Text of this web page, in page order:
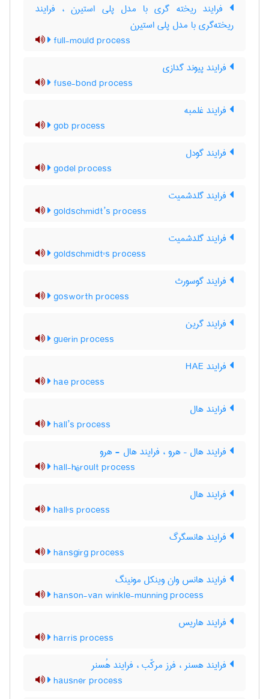
فرایند ریخته گری با مدل پلی استیرن ، فرایند
ریخته‌گری با مدل پلی استیرن
full-mould process
فرایند پیوند گدازی
fuse-bond process
فرایند غلمبه
gob process
فرایند گودل
godel process
فرایند گلدشمیت
goldschmidt’s process
فرایند گلدشمیت
goldschmidt's process
فرایند گوسورث
gosworth process
فرایند گرین
guerin process
فرایند HAE
hae process
فرایند هال
hall’s process
فرایند هال – هرو ، فرایند هال - هرو
hall-héroult process
فرایند هال
hall's process
فرایند هانسگرگ
hansgirg process
فرایند هانس وان وینکل مونینگ
hanson-van winkle-munning process
فرایند هاریس
harris process
فرایند هسنر ، فرز مرکّب ، فرایند هُسنر
hausner process